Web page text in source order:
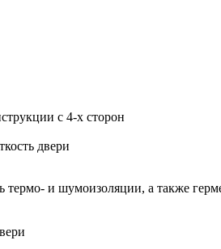
с 4-х сторон
двери
термо- и шумоизоляции, а также